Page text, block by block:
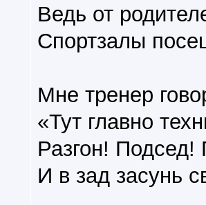
Ведь от
Спортзалы
Мне тренер
«Тут главно
Разгон!
И в зад засунь